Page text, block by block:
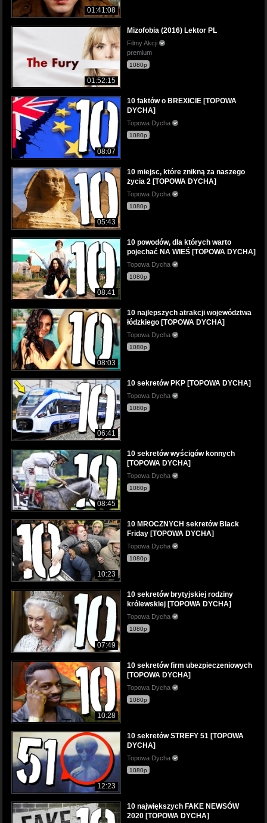
01:41:08
01:52:15
Mizofobia (2016) Lektor PL
Filmy Akcji
premium
1080p
08:07
10 faktów o BREXICIE [TOPOWA
DYCHA]
Topowa Dycha
1080p
05:43
10 miejsc, które znikną za naszego
życia 2 [TOPOWA DYCHA]
Topowa Dycha
1080p
08:41
10 powodów, dla których warto
pojechać NA WIEŚ [TOPOWA DYCHA]
Topowa Dycha
1080p
08:03
10 najlepszych atrakcji województwa
łódzkiego [TOPOWA DYCHA]
Topowa Dycha
1080p
06:41
10 sekretów PKP [TOPOWA DYCHA]
Topowa Dycha
1080p
08:45
10 sekretów wyścigów konnych
[TOPOWA DYCHA]
Topowa Dycha
1080p
10:23
10 MROCZNYCH sekretów Black
Friday [TOPOWA DYCHA]
Topowa Dycha
1080p
07:49
10 sekretów brytyjskiej rodziny
królewskiej [TOPOWA DYCHA]
Topowa Dycha
1080p
10:28
10 sekretów firm ubezpieczeniowych
[TOPOWA DYCHA]
Topowa Dycha
1080p
12:23
10 sekretów STREFY 51 [TOPOWA
DYCHA]
Topowa Dycha
1080p
10 największych FAKE NEWSÓW
2020 [TOPOWA DYCHA]